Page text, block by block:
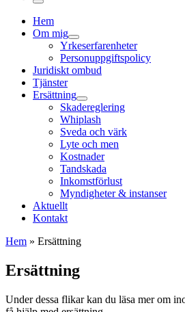
Meny
Hem
Om mig
Yrkeserfarenheter
Personuppgiftspolicy
Juridiskt ombud
Tjänster
Ersättning
Skadereglering
Whiplash
Sveda och värk
Lyte och men
Kostnader
Tandskada
Inkomstförlust
Myndigheter & instanser
Aktuellt
Kontakt
Hem » Ersättning
Ersättning
Under dessa flikar kan du läsa mer om